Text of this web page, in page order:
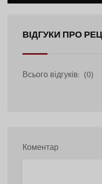
ВІДГУКИ ПРО
Всього відгуків: (0)
Коментар